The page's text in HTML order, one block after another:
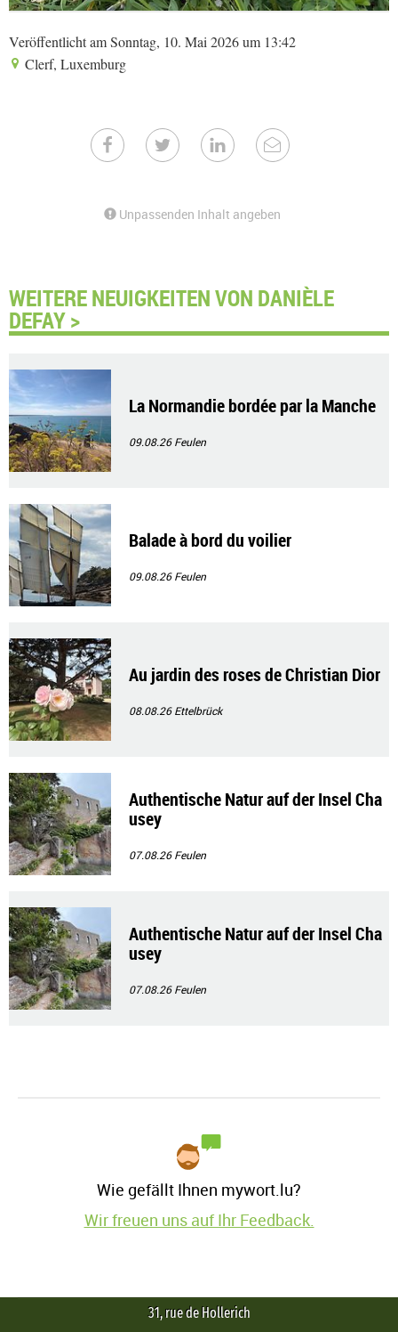
Veröffentlicht am Sonntag, 10. Mai 2026 um 13:42
Clerf, Luxemburg
Unpassenden Inhalt angeben
WEITERE NEUIGKEITEN VON DANIÈLE
DEFAY >
La Normandie bordée par la Manche
09.08.26Feulen
Balade à bord du voilier
09.08.26Feulen
Au jardin des roses de Christian Dior
08.08.26Ettelbrück
Authentische Natur auf der Insel Cha
usey
07.08.26Feulen
Authentische Natur auf der Insel Cha
usey
07.08.26Feulen
Wie gefällt Ihnen mywort.lu?
Wir freuen uns auf Ihr Feedback.
31, rue de Hollerich